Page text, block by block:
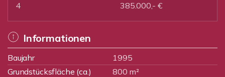
4
385.000,- €
Informationen
Baujahr
1995
Grundstücksfläche (ca.)
800 m²